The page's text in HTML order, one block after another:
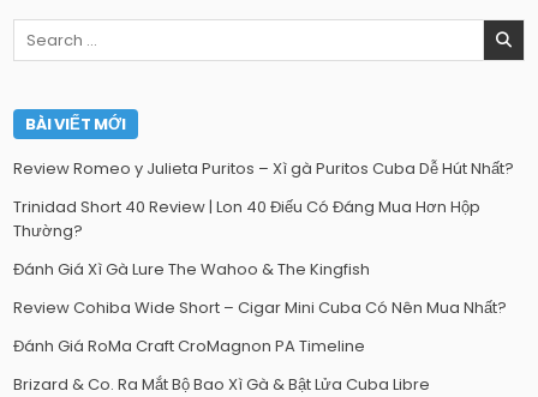
Search
for:
BÀI VIẾT MỚI
Review Romeo y Julieta Puritos – Xì gà Puritos Cuba Dễ Hút Nhất?
Trinidad Short 40 Review | Lon 40 Điếu Có Đáng Mua Hơn Hộp
Thường?
Đánh Giá Xì Gà Lure The Wahoo & The Kingfish
Review Cohiba Wide Short – Cigar Mini Cuba Có Nên Mua Nhất?
Đánh Giá RoMa Craft CroMagnon PA Timeline
Brizard & Co. Ra Mắt Bộ Bao Xì Gà & Bật Lửa Cuba Libre